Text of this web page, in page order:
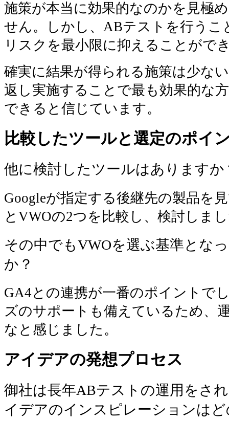
施策が本当に効果的なのかを見極
せん。しかし、ABテストを行うこ
リスクを最小限に抑えることがで
確実に結果が得られる施策は少な
返し実施することで最も効果的な
できると信じています。
比較したツールと選定のポイ
他に検討したツールはありますか
Googleが指定する後継先の製品を
とVWOの2つを比較し、検討しま
その中でもVWOを選ぶ基準とな
か？
GA4との連携が一番のポイントで
ズのサポートも備えているため、
なと感じました 。
アイデアの発想プロセス
御社は長年ABテストの運用をさ
イデアのインスピレーションは